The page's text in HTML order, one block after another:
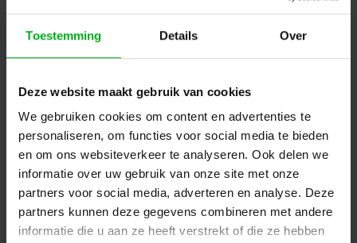
Toestemming Details Over
Deze website maakt gebruik van cookies
We gebruiken cookies om content en advertenties te
personaliseren, om functies voor social media te bieden
en om ons websiteverkeer te analyseren. Ook delen we
informatie over uw gebruik van onze site met onze
partners voor social media, adverteren en analyse. Deze
partners kunnen deze gegevens combineren met andere
informatie die u aan ze heeft verstrekt of die ze hebben
DSIT | Glasvezelkabel SC-SC OM2
DSIT |WE-95-166
Levertijd op aanvraag